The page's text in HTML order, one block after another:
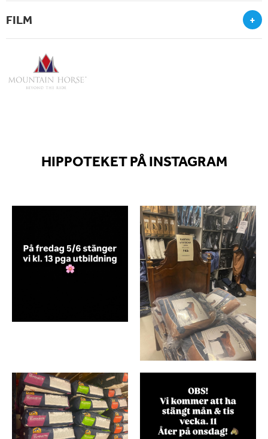
FILM +
HIPPOTEKET PÅ INSTAGRAM